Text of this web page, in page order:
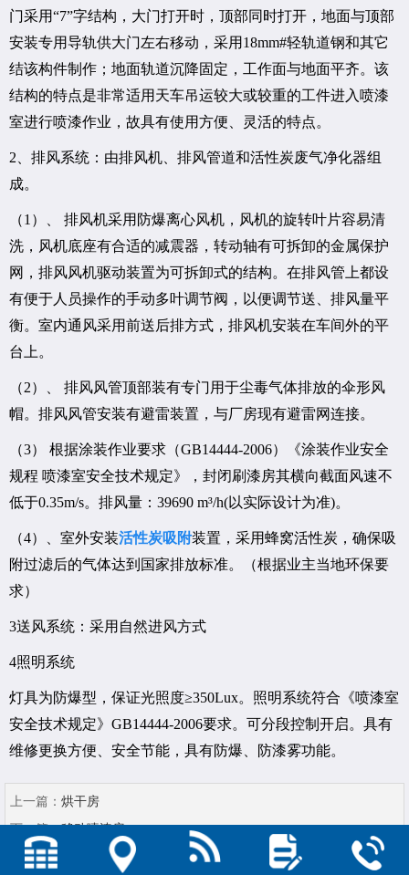
门采用“7”字结构，大门打开时，顶部同时打开，地面与顶部
安装专用导轨供大门左右移动，采用18mm#轻轨道钢和其它
结该构件制作；地面轨道沉降固定，工作面与地面平齐。该
结构的特点是非常适用天车吊运较大或较重的工件进入喷漆
室进行喷漆作业，故具有使用方便、灵活的特点。
2、排风系统：由排风机、排风管道和活性炭废气净化器组
成。
（1）、 排风机采用防爆离心风机，风机的旋转叶片容易清
洗，风机底座有合适的减震器，转动轴有可拆卸的金属保护
网，排风风机驱动装置为可拆卸式的结构。在排风管上都设
有便于人员操作的手动多叶调节阀，以便调节送、排风量平
衡。室内通风采用前送后排方式，排风机安装在车间外的平
台上。
（2）、 排风风管顶部装有专门用于尘毒气体排放的伞形风
帽。排风风管安装有避雷装置，与厂房现有避雷网连接。
（3） 根据涂装作业要求（GB14444-2006）《涂装作业安全
规程 喷漆室安全技术规定》，封闭刷漆房其横向截面风速不
低于0.35m/s。排风量：39690 m³/h(以实际设计为准)。
（4）、室外安装活性炭吸附装置，采用蜂窝活性炭，确保吸
附过滤后的气体达到国家排放标准。（根据业主当地环保要
求）
3送风系统：采用自然进风方式
4照明系统
灯具为防爆型，保证光照度≥350Lux。照明系统符合《喷漆室
安全技术规定》GB14444-2006要求。可分段控制开启。具有
维修更换方便、安全节能，具有防爆、防漆雾功能。
上一篇： 烘干房
下一篇：移动喷漆房